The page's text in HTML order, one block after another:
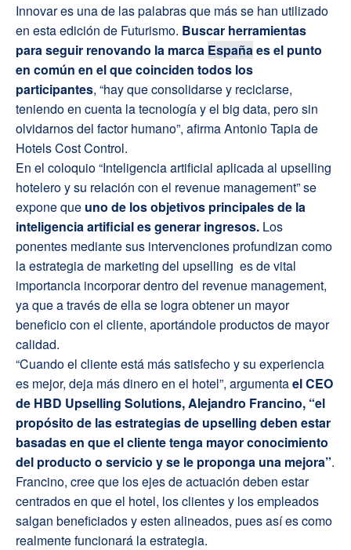
Innovar es una de las palabras que más se han utilizado
en esta edición de Futurismo. Buscar herramientas
para seguir renovando la marca Españaes el punto
en común en el que coinciden todos los
participantes, “hay que consolidarse y reciclarse,
teniendo en cuenta la tecnología y el big data, pero sin
olvidarnos del factor humano”, afirma Antonio Tapia de
Hotels Cost Control.
En el coloquio “Inteligencia artificial aplicada al upselling
hotelero y su relación con el revenue management” se
expone que uno de los objetivos principales de la
inteligencia artificial es generar ingresos. Los
ponentes mediante sus intervenciones profundizan como
la estrategia de marketing del upselling es de vital
importancia incorporar dentro del revenue management,
ya que a través de ella se logra obtener un mayor
beneficio con el cliente, aportándole productos de mayor
calidad.
“Cuando el cliente está más satisfecho y su experiencia
es mejor, deja más dinero en el hotel”, argumentael CEO
de HBD Upselling Solutions, Alejandro Francino, “el
propósito de las estrategias de upselling deben estar
basadas en que el cliente tenga mayor conocimiento
del producto o servicio y se le proponga una mejora”.
Francino, cree que los ejes de actuación deben estar
centrados en que el hotel, los clientes y los empleados
salgan beneficiados y esten alineados, pues así es como
realmente funcionará la estrategia.